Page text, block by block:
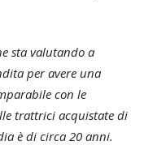
sta valutando a
per avere una
con le
trattrici acquistate di
è di circa 20 anni.